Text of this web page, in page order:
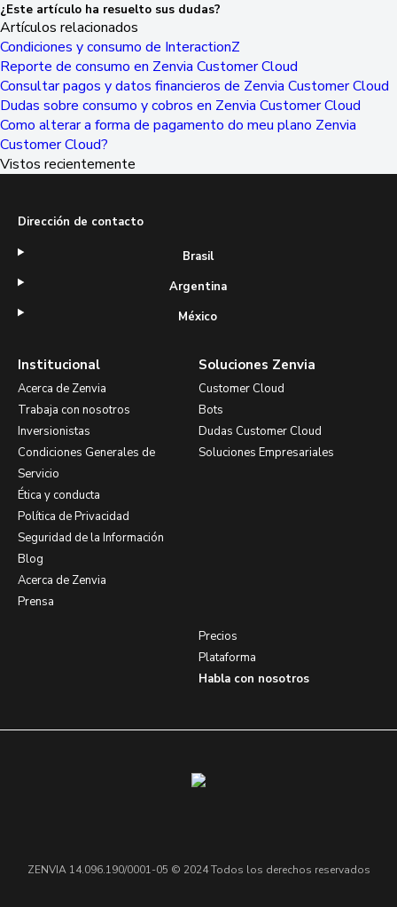
¿Este artículo ha resuelto sus dudas?
Artículos relacionados
Condiciones y consumo de InteractionZ
Reporte de consumo en Zenvia Customer Cloud
Consultar pagos y datos financieros de Zenvia Customer Cloud
Dudas sobre consumo y cobros en Zenvia Customer Cloud
Como alterar a forma de pagamento do meu plano Zenvia
Customer Cloud?
Vistos recientemente
Institucional
Acerca de Zenvia
Trabaja con nosotros
Inversionistas
Condiciones Generales de
Servicio
Ética y conducta
Política de Privacidad
Seguridad de la Información
Blog
Acerca de Zenvia
Prensa
Soluciones Zenvia
Customer Cloud
Bots
Dudas Customer Cloud
Soluciones Empresariales
Precios
Plataforma
Habla con nosotros
Dirección de contacto
Brasil
Argentina
México
ZENVIA 14.096.190/0001-05 © 2024 Todos los derechos reservados